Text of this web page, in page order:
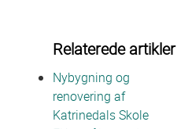
Relaterede artikler
Nybygning og
renovering af
Katrinedals Skole